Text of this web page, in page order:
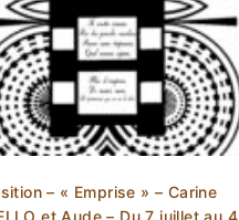
– « Emprise » – Carine
et Aude – Du 7 juillet au 4